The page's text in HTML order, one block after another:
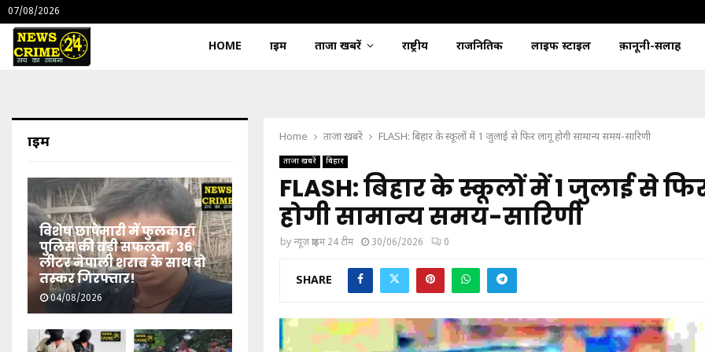
07/08/2026
HOME क्राइम ताजा खबरें राष्ट्रीय राजनितिक लाइफ स्टाइल क़ानूनी-सलाह
Home ताजा खबरें FLASH: बिहार के स्कूलों में 1 जुलाई से फिर लागू होगी सामान्य समय-सारिणी
ताजा खबरें बिहार
FLASH: बिहार के स्कूलों में 1 जुलाई से
होगी सामान्य समय-सारिणी
byन्यूज़ क्राइम 24 टीम 30/06/2026 0
SHARE
क्राइम
विशेष छापेमारी में फुलकाहा
पुलिस की बड़ी सफलता, 36
लीटर नेपाली शराब के साथ दो
तस्कर गिरफ्तार!
04/08/2026